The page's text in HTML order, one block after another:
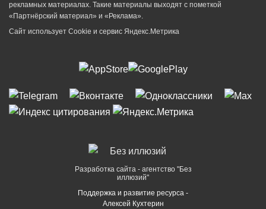
рекламных материалах. Такие материалы выходят с пометкой
«Партнёрский материал» и «Реклама».
Сайт использует Cookie и сервиc Яндекс.Метрика
Разработка сайта - агентство "Без
иллюзий"
Поддержка и развитие ресурса -
Алексей Кухтерин